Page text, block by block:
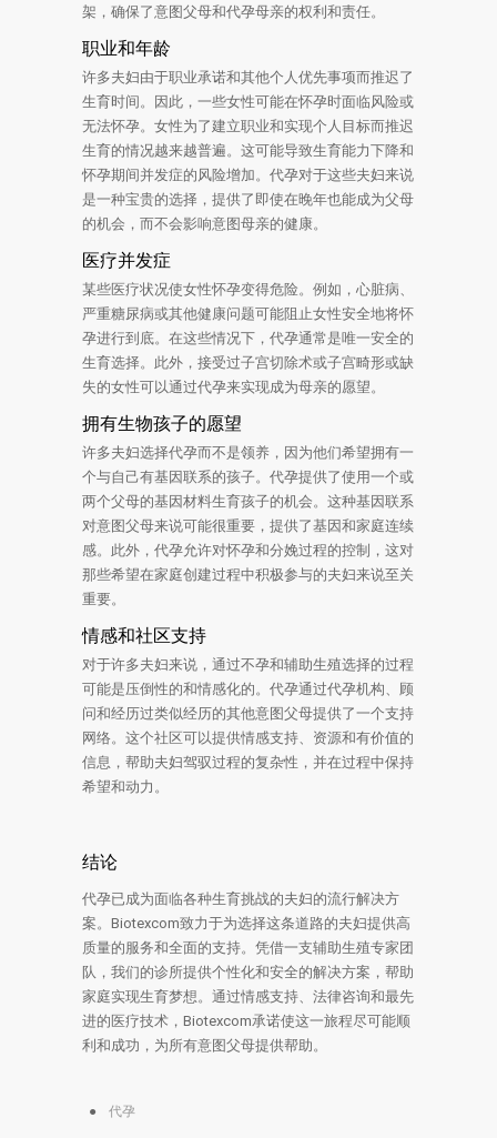
架，确保了意图父母和代孕母亲的权利和责任。
职业和年龄
许多夫妇由于职业承诺和其他个人优先事项而推迟了
生育时间。因此，一些女性可能在怀孕时面临风险或
无法怀孕。女性为了建立职业和实现个人目标而推迟
生育的情况越来越普遍。这可能导致生育能力下降和
怀孕期间并发症的风险增加。代孕对于这些夫妇来说
是一种宝贵的选择，提供了即使在晚年也能成为父母
的机会，而不会影响意图母亲的健康。
医疗并发症
某些医疗状况使女性怀孕变得危险。例如，心脏病、
严重糖尿病或其他健康问题可能阻止女性安全地将怀
孕进行到底。在这些情况下，代孕通常是唯一安全的
生育选择。此外，接受过子宫切除术或子宫畸形或缺
失的女性可以通过代孕来实现成为母亲的愿望。
拥有生物孩子的愿望
许多夫妇选择代孕而不是领养，因为他们希望拥有一
个与自己有基因联系的孩子。代孕提供了使用一个或
两个父母的基因材料生育孩子的机会。这种基因联系
对意图父母来说可能很重要，提供了基因和家庭连续
感。此外，代孕允许对怀孕和分娩过程的控制，这对
那些希望在家庭创建过程中积极参与的夫妇来说至关
重要。
情感和社区支持
对于许多夫妇来说，通过不孕和辅助生殖选择的过程
可能是压倒性的和情感化的。代孕通过代孕机构、顾
问和经历过类似经历的其他意图父母提供了一个支持
网络。这个社区可以提供情感支持、资源和有价值的
信息，帮助夫妇驾驭过程的复杂性，并在过程中保持
希望和动力。
结论
代孕已成为面临各种生育挑战的夫妇的流行解决方
案。Biotexcom致力于为选择这条道路的夫妇提供高
质量的服务和全面的支持。凭借一支辅助生殖专家团
队，我们的诊所提供个性化和安全的解决方案，帮助
家庭实现生育梦想。通过情感支持、法律咨询和最先
进的医疗技术，Biotexcom承诺使这一旅程尽可能顺
利和成功，为所有意图父母提供帮助。
代孕